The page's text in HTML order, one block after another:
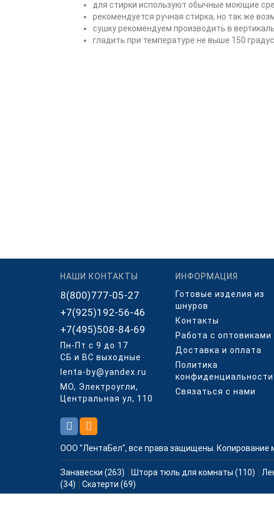
для стирки используют обычные моющие
рекомендуется ручная стирка, но так же
сушку рекомендуем производить в
гладить при температуре не выше 150
НАШИ КОНТАКТЫ
8(800)777-05-27
+7(925)192-56-46
+7(495)508-84-69
Пн-Пт с 9 до 17
СБ и ВС выходные
lenta-by@yandex.ru
МО, Электроугли,
Центральная ул, 110
ИНФОРМАЦИЯ
Готовые изделия из
шнуров
Контакты
Работа с оптовиками
Доставка и оплата
Политика
конфиденциальности
Связаться с нами
ООО "ЛентаБел", все права защищены. Копирование
Занавески (263) Штора тюль для комнаты (110)
(34)
Скатерти (69)